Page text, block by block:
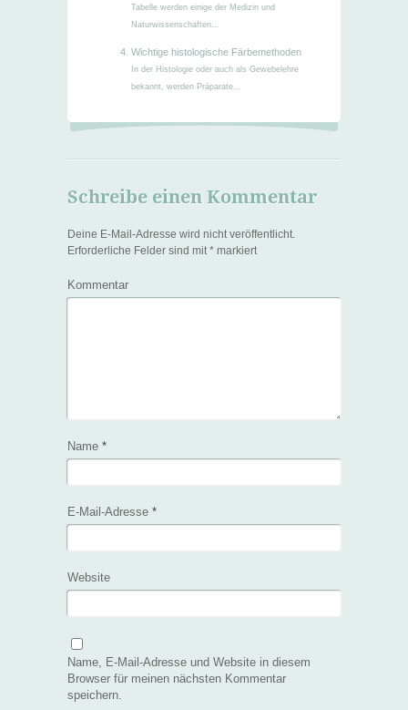
Tabelle werden einige der Medizin und
Naturwissenschaften...
Wichtige histologische Färbemethoden
In der Histologie oder auch als Gewebelehre
bekannt, werden Präparate...
Schreibe einen Kommentar
Deine E-Mail-Adresse wird nicht veröffentlicht.
Erforderliche Felder sind mit* markiert
Kommentar
Name *
E-Mail-Adresse *
Website
Name, E-Mail-Adresse und Website in diesem
Browser für meinen nächsten Kommentar
speichern.